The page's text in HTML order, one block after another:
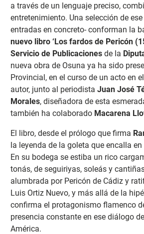
a través de un lenguaje preciso,
entretenimiento. Una selección de
entradas en concreto- conforman la
nuevo libro ‘Los fardos de Pericón
Servicio de Publicaciones de la
nueva obra de Osuna ya ha sido
Provincial, en el curso de un acto en
autor, junto al periodista Juan José
Morales, diseñadora de esta
también ha colaborado Macarena
El libro, desde el prólogo que firma
la leyenda de la goleta que encalla
En su bodega se estiba un rico
tonás, de seguiriyas, soleás y
alumbrada por Pericón de Cádiz y
Luis Ortiz Nuevo, y más allá de la
confirma el protagonismo flamenco
presencia constante en ese diálogo
América.